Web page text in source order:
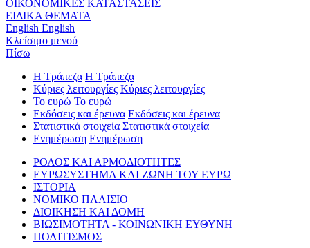
ΟΙΚΟΝΟΜΙΚΕΣ ΚΑΤΑΣΤΑΣΕΙΣ
ΕΙΔΙΚΑ ΘΕΜΑΤΑ
English English
Κλείσιμο μενού
Πίσω
Η Τράπεζα Η Τράπεζα
Κύριες λειτουργίες Κύριες λειτουργίες
Το ευρώ Το ευρώ
Εκδόσεις και έρευνα Εκδόσεις και έρευνα
Στατιστικά στοιχεία Στατιστικά στοιχεία
Ενημέρωση Ενημέρωση
ΡΟΛΟΣ ΚΑΙ ΑΡΜΟΔΙΟΤΗΤΕΣ
ΕΥΡΩΣΥΣΤΗΜΑ ΚΑΙ ΖΩΝΗ ΤΟΥ ΕΥΡΩ
ΙΣΤΟΡΙΑ
ΝΟΜΙΚΟ ΠΛΑΙΣΙΟ
ΔΙΟΙΚΗΣΗ ΚΑΙ ΔΟΜΗ
ΒΙΩΣΙΜΟΤΗΤΑ - ΚΟΙΝΩΝΙΚΗ ΕΥΘΥΝΗ
ΠΟΛΙΤΙΣΜΟΣ